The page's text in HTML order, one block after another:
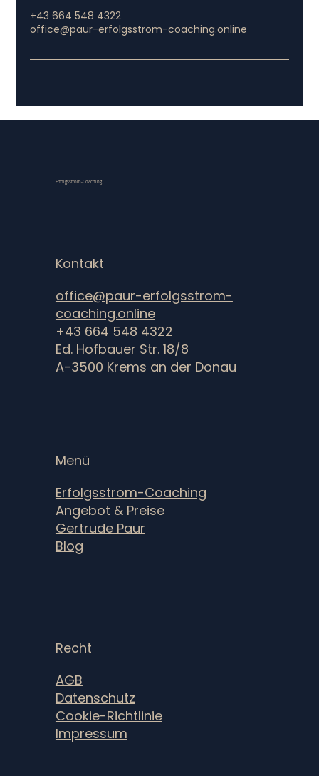
+43 664 548 4322
office@paur-erfolgsstrom-coaching.online
Erfolgsstrom-Coaching
Kontakt
office@paur-erfolgsstrom-
coaching.online
+43 664 548 4322
Ed. Hofbauer Str. 18/8
A-3500 Krems an der Donau
Menü
Erfolgsstrom-Coaching
Angebot & Preise
Gertrude Paur
Blog
Recht
AGB
Datenschutz
Cookie-Richtlinie
Impressum